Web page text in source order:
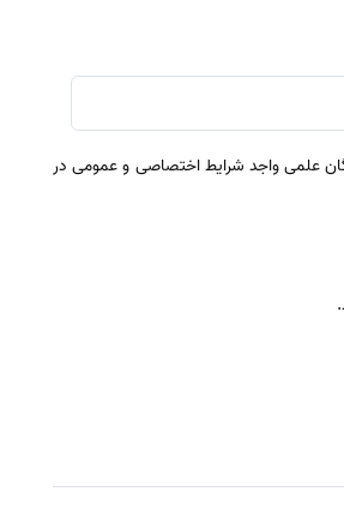
علمی واجد شرایط اختصاصی و عمومی در